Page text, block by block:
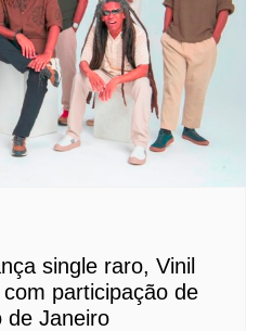
single raro, Vinil
participação de
de Janeiro